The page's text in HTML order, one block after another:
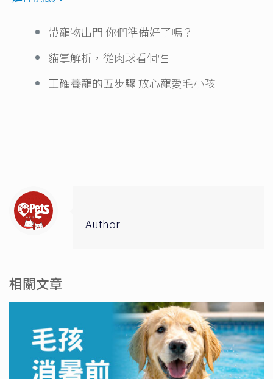
帶寵物出門 你們準備好了嗎？
貓掌解析，從肉球看個性
正確養寵的五步驟 放心寵愛毛小孩
Author
相關文章